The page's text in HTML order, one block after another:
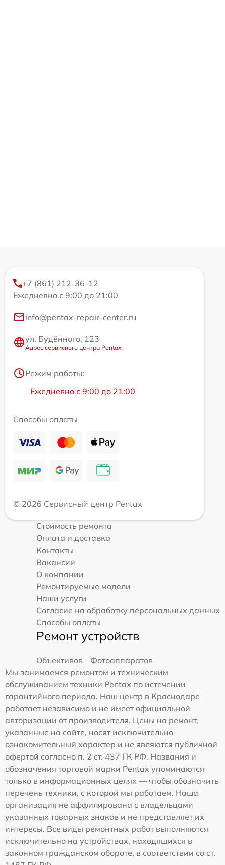
+7 (861) 212-36-12
Ежедневно с 9:00 до 21:00
info@pentax-repair-center.ru
ул. Будённого, 123
Адрес сервисного центра Pentax
Режим работы:
Ежедневно с 9:00 до 21:00
Способы оплаты
© 2026 Сервисный центр Pentax
Стоимость ремонта
Оплата и доставка
Контакты
Вакансии
О компании
Ремонтируемые модели
Наши услуги
Согласие на обработку персональных данных
Способы оплаты
Ремонт устройств
Объективов
Фотоаппаратов
Мы занимаемся ремонтом и техническим
обслуживанием техники Pentax по истечении
гарантийного периода. Наш центр в Краснодаре
работает независимо и не имеет официальной
авторизации от производителя. Цены на ремонт,
указанные на сайте, носят исключительно
ознакомительный характер и не являются публичной
офертой согласно п. 2 ст. 437 ГК РФ. Названия и
обозначения торговой марки Pentax упоминаются
только в информационных целях — чтобы обозначить
перечень техники, с которой мы работаем. Наша
организация не аффилирована с владельцами
указанных товарных знаков и не представляет их
интересы. Все виды ремонтных работ выполняются
исключительно на устройствах, находящихся в
законном гражданском обороте, в соответствии со ст.